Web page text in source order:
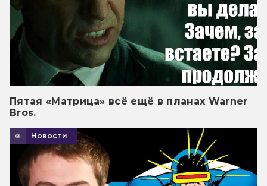
Пятая «Матрица» всё ещё в планах Warner
Bros.
Новости